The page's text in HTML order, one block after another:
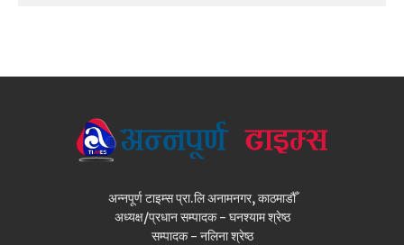
अन्नपूर्ण टाइम्स प्रा.लि अनामनगर, काठमाडौँ
अध्यक्ष/प्रधान सम्पादक - घनश्याम श्रेष्ठ
सम्पादक - नलिना श्रेष्ठ